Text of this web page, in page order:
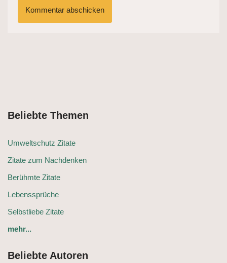
Beliebte Themen
Umweltschutz Zitate
Zitate zum Nachdenken
Berühmte Zitate
Lebenssprüche
Selbstliebe Zitate
mehr...
Beliebte Autoren